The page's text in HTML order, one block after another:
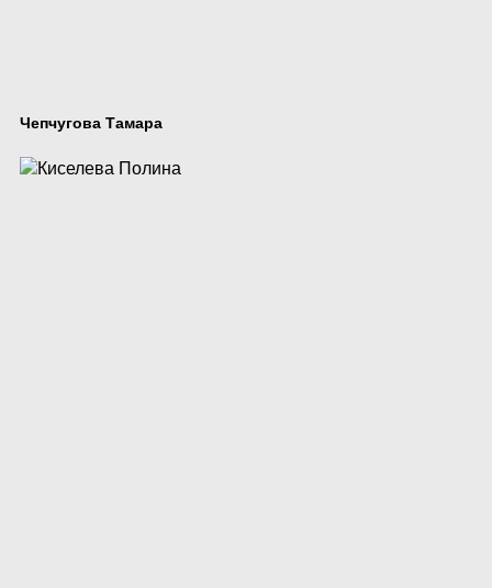
Чепчугова Тамара